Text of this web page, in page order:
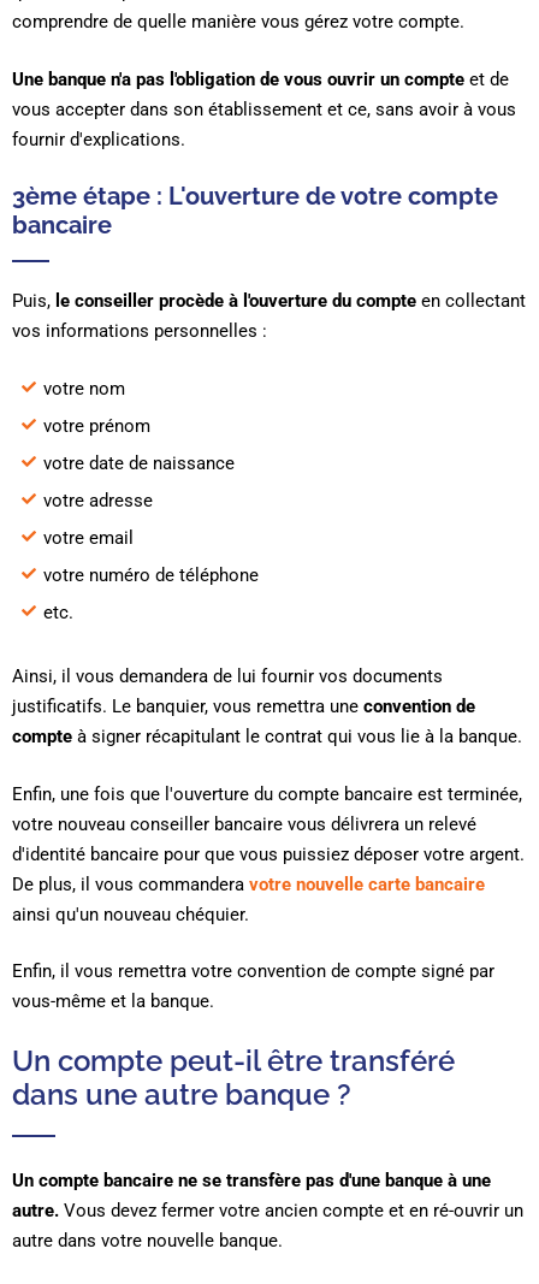
comprendre de quelle manière vous gérez votre compte.
Une banque n'a pas l'obligation de vous ouvrir un compte et de
vous accepter dans son établissement et ce, sans avoir à vous
fournir d'explications.
3ème étape : L'ouverture de votre compte
bancaire
Puis, le conseiller procède à l'ouverture du compte en collectant
vos informations personnelles :
votre nom
votre prénom
votre date de naissance
votre adresse
votre email
votre numéro de téléphone
etc.
Ainsi, il vous demandera de lui fournir vos documents
justificatifs. Le banquier, vous remettra une convention de
compte à signer récapitulant le contrat qui vous lie à la banque.
Enfin, une fois que l'ouverture du compte bancaire est terminée,
votre nouveau conseiller bancaire vous délivrera un relevé
d'identité bancaire pour que vous puissiez déposer votre argent.
De plus, il vous commandera votre nouvelle carte bancaire
ainsi qu'un nouveau chéquier.
Enfin, il vous remettra votre convention de compte signé par
vous-même et la banque.
Un compte peut-il être transféré
dans une autre banque ?
Un compte bancaire ne se transfère pas d'une banque à une
autre. Vous devez fermer votre ancien compte et en ré-ouvrir un
autre dans votre nouvelle banque.